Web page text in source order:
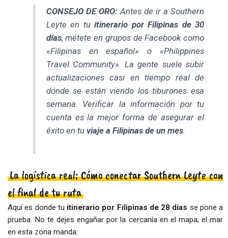
CONSEJO DE ORO: Antes de ir a Southern
Leyte en tuitinerario por Filipinas de 30
días, métete en grupos de Facebook como
«Filipinas en español» o «Philippines
Travel Community». La gente suele subir
actualizaciones casi en tiempo real de
dónde se están viendo los tiburones esa
semana. Verificar la información por tu
cuenta es la mejor forma de asegurar el
éxito en tu viaje a Filipinas de un mes.
La logística real: Cómo conectar Southern Leyte con
el final de tu ruta
Aquí es donde tu itinerario por Filipinas de 28 días se pone a
prueba. No te dejes engañar por la cercanía en el mapa; el mar
en esta zona manda: